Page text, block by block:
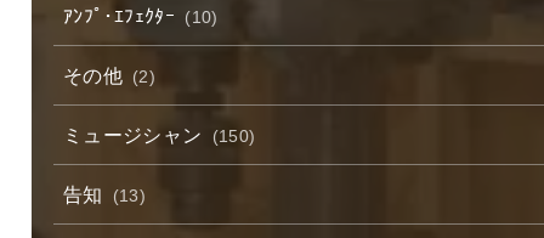
ｱﾝﾌﾟ･ｴﾌｪｸﾀｰ (10)
その他 (2)
ミュージシャン (150)
告知 (13)